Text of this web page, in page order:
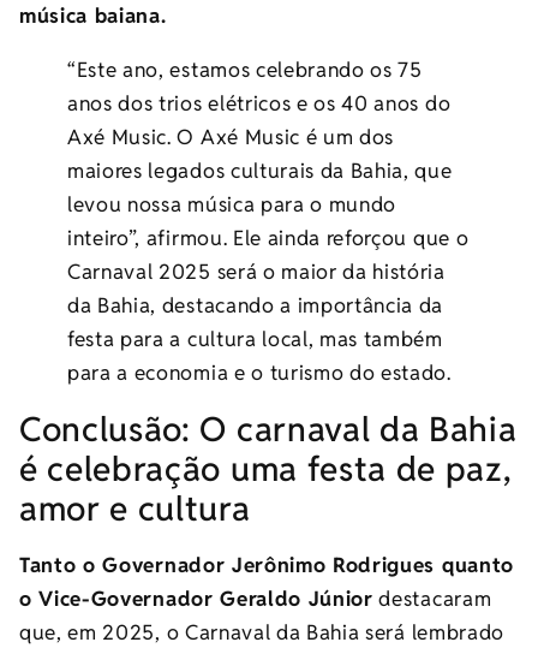
música baiana.
“Este ano, estamos celebrando os 75
anos dos trios elétricos e os 40 anos do
Axé Music. O Axé Music é um dos
maiores legados culturais da Bahia, que
levou nossa música para o mundo
inteiro”, afirmou. Ele ainda reforçou que o
Carnaval 2025 será o maior da história
da Bahia, destacando a importância da
festa para a cultura local, mas também
para a economia e o turismo do estado.
Conclusão: O carnaval da Bahia
é celebração uma festa de paz,
amor e cultura
Tanto o Governador Jerônimo Rodrigues quanto
o Vice-Governador Geraldo Júnior destacaram
que, em 2025, o Carnaval da Bahia será lembrado